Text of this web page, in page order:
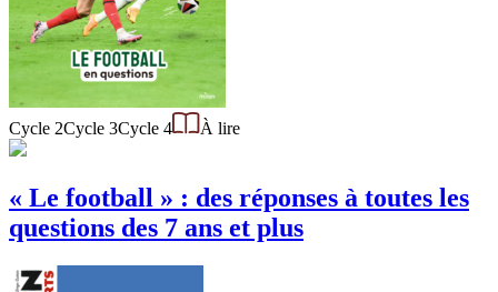
Cycle 2Cycle 3Cycle 4 À lire
« Le football » : des réponses à toutes les
questions des 7 ans et plus